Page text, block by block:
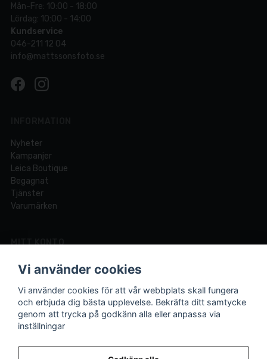
Mån-Fre: 10:00 - 18:00
Lördag: 10:00 - 14:00
Kundservice
046-211 12 04
info@mattssonsfoto.se
Nyheter
Kampanjer
Leica Boutique
Begagnat
Tjänster
Varumärken
MITT KONTO
Logga in
Registrera dig
Glömt lösenord?
Vi är experter på foto och video med över 100 års
Vi använder cookies
Vi använder cookies för att vår webbplats skall fungera
och erbjuda dig bästa upplevelse. Bekräfta ditt samtycke
genom att trycka på godkänn alla eller anpassa via
inställningar